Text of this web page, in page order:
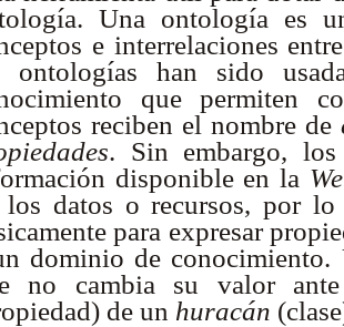
Una ontología es
e interrelaciones
ontologías han sido
que permiten
reciben el nombre de
. Sin embargo,
disponible en la
los datos o recursos, por
para expresar
dominio de conocimiento.
no cambia su valor
de un huracán